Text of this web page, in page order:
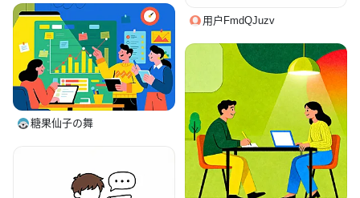
用户FmdQJuzv
糖果仙子の舞